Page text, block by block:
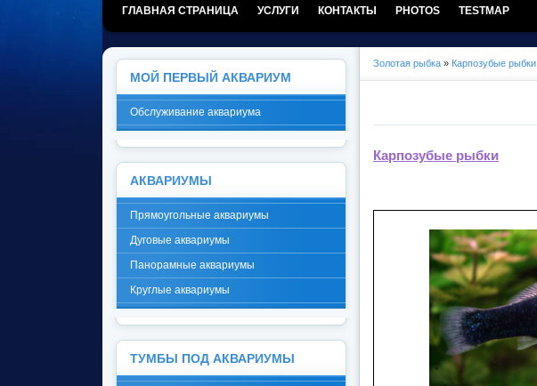
ГЛАВНАЯ СТРАНИЦА УСЛУГИ КОНТАКТЫ PHOTOS TESTMAP
Золотая рыбка » Карпозубые рыбки
Карпозубые рыбки
МОЙ ПЕРВЫЙ АКВАРИУМ
Обслуживание аквариума
АКВАРИУМЫ
Прямоугольные аквариумы
Дуговые аквариумы
Панорамные аквариумы
Круглые аквариумы
ТУМБЫ ПОД АКВАРИУМЫ